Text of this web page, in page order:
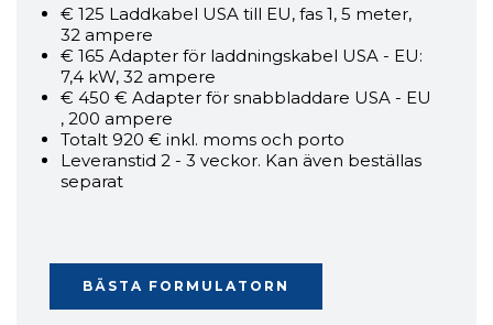
€ 125 Laddkabel USA till EU, fas 1, 5 meter,
32 ampere
€ 165 Adapter för laddningskabel USA - EU:
7,4 kW, 32 ampere
€ 450 € Adapter för snabbladdare USA - EU
, 200 ampere
Totalt 920 € inkl. moms och porto
Leveranstid 2 - 3 veckor. Kan även beställas
separat
BÄSTA FORMULATORN